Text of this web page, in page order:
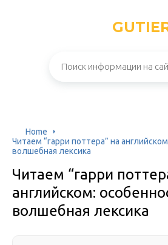
Home
Читаем “гарри поттера” на
волшебная лексика
Читаем “гарри
английском:
волшебная лексика